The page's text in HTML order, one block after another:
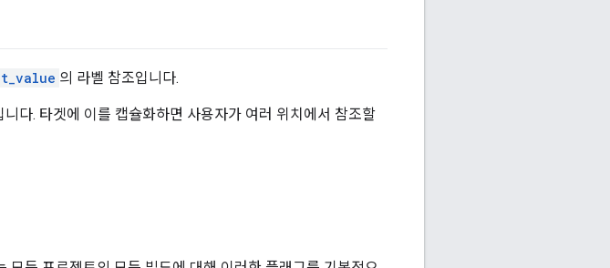
의 라벨 참조입니다.
다. 타겟에 이를 캡슐화하면 사용자가 여러 위치에서 참조할